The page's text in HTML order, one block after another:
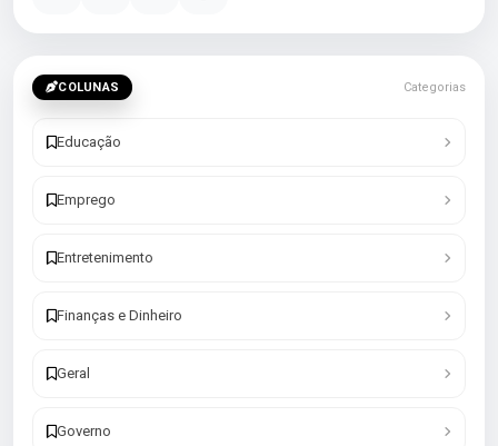
COLUNAS Categorias
Educação
Emprego
Entretenimento
Finanças e Dinheiro
Geral
Governo